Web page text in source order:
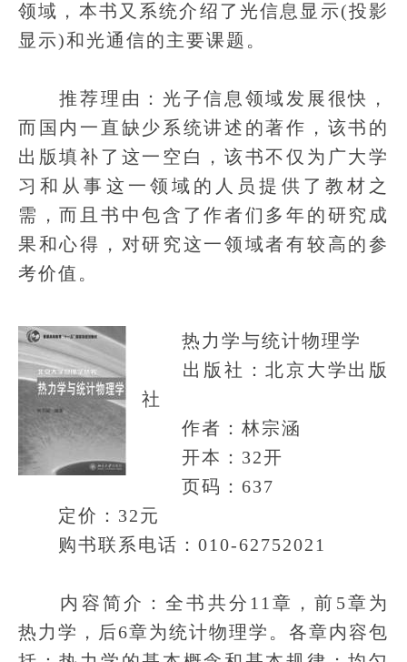
领域，本书又系统介绍了光信息显示(投影
显示)和光通信的主要课题。
推荐理由：光子信息领域发展很快，
而国内一直缺少系统讲述的著作，该书的
出版填补了这一空白，该书不仅为广大学
习和从事这一领域的人员提供了教材之
需，而且书中包含了作者们多年的研究成
果和心得，对研究这一领域者有较高的参
考价值。
热力学与统计物理学
出版社：北京大学出版
社
作者：林宗涵
开本：32开
页码：637
定价：32元
购书联系电话：010-62752021
内容简介：全书共分11章，前5章为
热力学，后6章为统计物理学。各章内容包